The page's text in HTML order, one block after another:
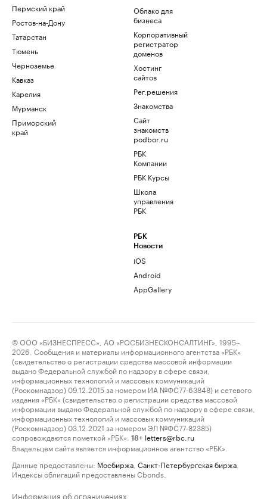
Пермский край
Ростов-на-Дону
Татарстан
Тюмень
Черноземье
Кавказ
Карелия
Мурманск
Приморский
край
Облако для
бизнеса
Корпоративный
регистратор
доменов
Хостинг
сайтов
Рег.решения
Знакомства
Сайт
знакомств
podbor.ru
РБК
Компании
РБК Курсы
Школа
управления
РБК
РБК
Новости
iOS
Android
AppGallery
© ООО «БИЗНЕСПРЕСС», АО «РОСБИЗНЕСКОНСАЛТИНГ», 1995–
2026. Сообщения и материалы информационного агентства «РБК»
(свидетельство о регистрации средства массовой информации
выдано Федеральной службой по надзору в сфере связи,
информационных технологий и массовых коммуникаций
(Роскомнадзор) 09.12.2015 за номером ИА №ФС77-63848) и сетевого
издания «РБК» (свидетельство о регистрации средства массовой
информации выдано Федеральной службой по надзору в сфере связи,
информационных технологий и массовых коммуникаций
(Роскомнадзор) 03.12.2021 за номером ЭЛ №ФС77-82385)
сопровождаются пометкой «РБК».
18+ letters@rbc.ru
Владельцем сайта является информационное агентство «РБК».
Данные предоставлены: Мосбиржа Санкт-Петербургская биржа
Индексы облигаций предоставлены Cbonds.
Информация об ограничениях